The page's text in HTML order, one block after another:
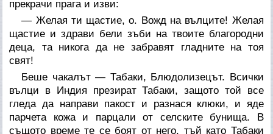
прекрачи прага и изви:
— Желая ти щастие, о. Вожд на вълците! Желая
щастие и здрави бели зъби на твоите благородни
деца, та никога да не забравят гладните на тоя
свят!
Беше чакалът — Табаки, Блюдолизецът. Всички
вълци в Индия презират Табаки, защото той все
гледа да направи пакост и разнася клюки, и яде
парчета кожа и парцали от селските бунища. В
същото време те се боят от него, тъй като Табаки